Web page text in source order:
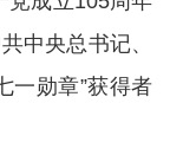
中央总书记、
一勋章”获得者